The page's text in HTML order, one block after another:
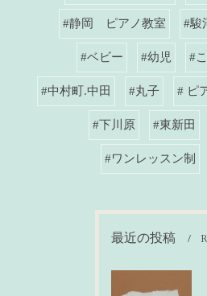
#静岡 ピアノ教室 #駿
#ベビー #幼児 #
#中村町.中田 #丸子 # ピ
#下川原 #東新田
#ワンレッスン制
最近の投稿